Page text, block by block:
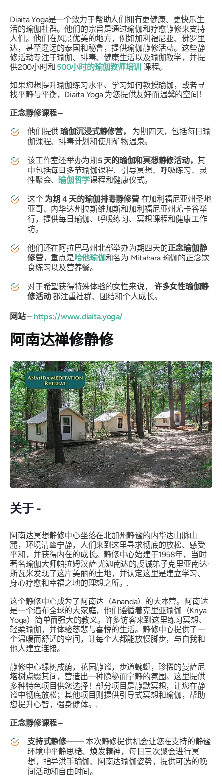
Diaita Yoga是一个致力于帮助人们拥有更健康、更快乐生
活的瑜伽社群。他们的宗旨是通过瑜伽和疗愈静修来支持
人们。他们在风景优美的地方，例如加利福尼亚、佛罗里
达，甚至遥远的泰国和秘鲁，提供瑜伽静修活动。这些静
修活动专注于瑜伽、排毒、健康生活以及瑜伽教学，并提
供200小时和 500小时的瑜伽教师培训 课程。
如果您想提升瑜伽练习水平、学习如何教授瑜伽，或者寻
找平静与平衡，Diaita Yoga 为您提供友好而温馨的空间！
正念静修课程 –
他们提供 瑜伽沉浸式静修营，
为期四天，包括每日瑜
伽课程、排毒计划和使用矿物温泉。
该工作室还举办为期5 天的瑜伽和冥想静修活动，其
中包括每日多节瑜伽课程、引导冥想、呼吸练习、灵
性聚会、瑜伽哲学课程和健康仪式。
这个 为期 4 天的瑜伽排毒静修营在加利福尼亚州圣地
亚哥、内华达州拉斯维加斯和加利福尼亚州尤卡谷举
行，提供每日瑜伽、呼吸练习、冥想课程和健康工作
坊。
他们还在阿拉巴马州北部举办为期四天的正念瑜伽静
修营，重点是哈他瑜伽和名为 Mitahara 瑜伽的正念饮
食练习以及营养餐。
对于希望获得特殊体验的女性来说，
许多女性瑜伽静
修活动都注重社群、团结和个人成长。
网站 – https://www.diaita.yoga/
阿南达禅修静修
关于 -
阿南达冥想静修中心坐落在北加州静谧的内华达山脉山
麓，环境清幽宁静，人们来到这里寻求彻底的放松、感受
平和，并获得内在的成长。静修中心始建于1968年，当时
著名瑜伽大师帕拉姆汉萨·尤迦南达的虔诚弟子克里亚南达·
斯瓦米发现了这片美丽的土地，并认定这里是建立学习、
身心疗愈和幸福之地的理想之所。.
这个静修中心成为了阿南达（Ananda）的大本营。阿南达
是一个遍布全球的大家庭，他们遵循着克里亚瑜伽（Kriya
Yoga）简单而强大的教义。许多访客来到这里练习冥想、
轻柔瑜伽，并体验慈悲与喜悦的生活。静修中心提供了一
个温暖而舒适的空间，让每个人都能放慢脚步，与自我和
他人建立连接。.
静修中心绿树成荫，花园静谧，步道蜿蜒，珍稀的曼萨尼
塔树点缀其间，营造出一种隐秘而宁静的氛围。这里提供
多种特色项目供您选择！部分项目是静默冥想，让您在静
谧中彻底放松；其他项目则提供引导式冥想和瑜伽，帮助
您提升心智，强身健体。.
正念静修课程 –
支持式静修——本次静修提供机会让您在支持的静谧
环境中平静思绪、焕发精神，每日三次聚会进行冥
想，指导洪手瑜伽、阿南达瑜伽姿势，提供可选的晚
间活动和自由时间。